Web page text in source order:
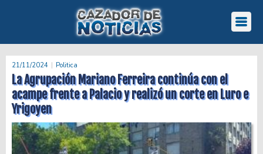
21/11/2024 Politica
La Agrupación Mariano Ferreira continúa con el
acampe frente a Palacio y realizó un corte en Luro e
Yrigoyen